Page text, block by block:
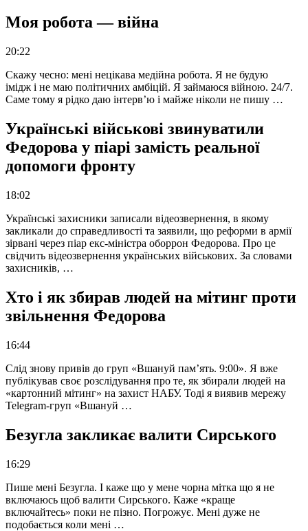
Моя робота — війна
20:22
Скажу чесно: мені нецікава медійна робота. Я не будую
імідж і не маю політичних амбіцій. Я займаюся війною. 24/7.
Саме тому я рідко даю інтерв’ю і майже ніколи не пишу …
Українські військові звинуватили
Федорова у піарі замість реальної
допомоги фронту
18:02
Українські захисники записали відеозвернення, в якому
закликали до справедливості та заявили, що реформи в армії
зірвані через піар екс-міністра оборрон Федорова. Про це
свідчить відеозвернення українських військових. За словами
захисників, …
Хто і як збирав людей на мітинг проти
звільнення Федорова
16:44
Слід знову привів до груп «Вшануй пам’ять. 9:00». Я вже
публікував своє розслідування про те, як збирали людей на
«картонний мітинг» на захист НАБУ. Тоді я виявив мережу
Telegram-груп «Вшануй …
Безугла закликає валити Сирського
16:29
Пише мені Безугла. І каже що у мене чорна мітка що я не
включаюсь щоб валити Сирського. Каже «краще
включайтесь» поки не пізно. Погрожує. Мені дуже не
подобається коли мені …